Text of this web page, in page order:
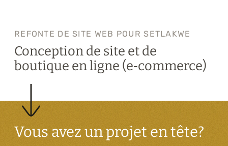
REFONTE DE SITE WEB POUR SETLAKWE
Conception de site et de
boutique en ligne (e‑commerce)
Vous avez un projet en tête?